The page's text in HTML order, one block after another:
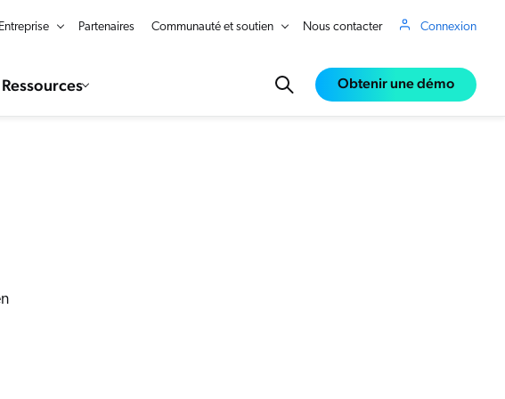
Entreprise Partenaires Communauté et soutien Nous contacter Connexion
Ressources
Connected in Real Time
Obtenir une démo